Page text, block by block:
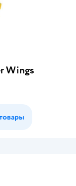
Wings